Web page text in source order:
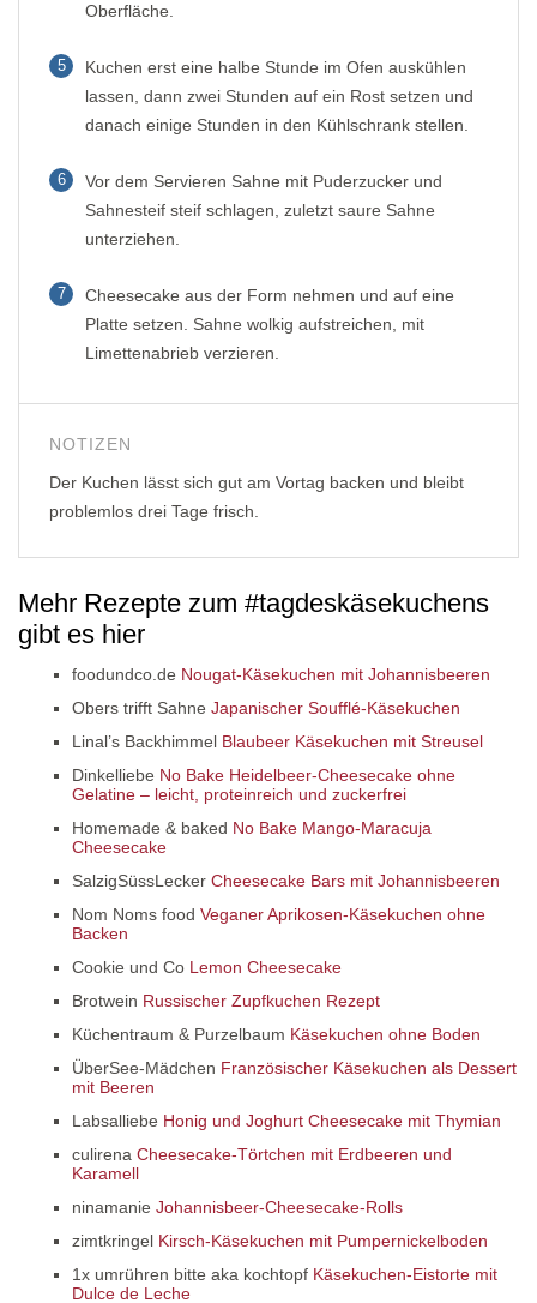
Oberfläche.
5
Kuchen erst eine halbe Stunde im Ofen auskühlen
lassen, dann zwei Stunden auf ein Rost setzen und
danach einige Stunden in den Kühlschrank stellen.
6
Vor dem Servieren Sahne mit Puderzucker und
Sahnesteif steif schlagen, zuletzt saure Sahne
unterziehen.
7
Cheesecake aus der Form nehmen und auf eine
Platte setzen. Sahne wolkig aufstreichen, mit
Limettenabrieb verzieren.
NOTIZEN
Der Kuchen lässt sich gut am Vortag backen und bleibt
problemlos drei Tage frisch.
Mehr Rezepte zum #tagdeskäsekuchens
gibt es hier
foodundco.de Nougat-Käsekuchen mit Johannisbeeren
Obers trifft Sahne Japanischer Soufflé-Käsekuchen
Linal’s Backhimmel Blaubeer Käsekuchen mit Streusel
Dinkelliebe No Bake Heidelbeer-Cheesecake ohne
Gelatine – leicht, proteinreich und zuckerfrei
Homemade & baked No Bake Mango-Maracuja
Cheesecake
SalzigSüssLecker Cheesecake Bars mit Johannisbeeren
Nom Noms food Veganer Aprikosen-Käsekuchen ohne
Backen
Cookie und Co Lemon Cheesecake
Brotwein Russischer Zupfkuchen Rezept
Küchentraum & Purzelbaum Käsekuchen ohne Boden
ÜberSee-Mädchen Französischer Käsekuchen als Dessert
mit Beeren
Labsalliebe Honig und Joghurt Cheesecake mit Thymian
culirena Cheesecake-Törtchen mit Erdbeeren und
Karamell
ninamanie Johannisbeer-Cheesecake-Rolls
zimtkringel Kirsch-Käsekuchen mit Pumpernickelboden
1x umrühren bitte aka kochtopf Käsekuchen-Eistorte mit
Dulce de Leche